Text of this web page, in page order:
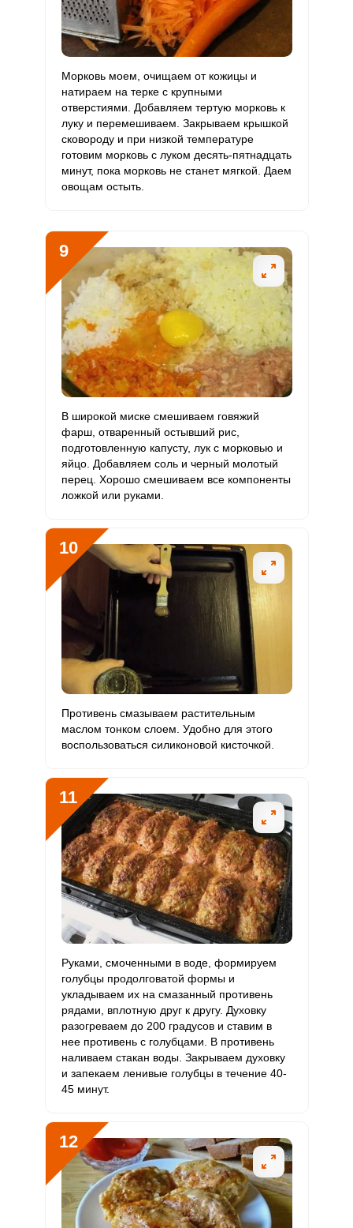
Морковь моем, очищаем от кожицы и
натираем на терке с крупными
отверстиями. Добавляем тертую морковь к
луку и перемешиваем. Закрываем крышкой
сковороду и при низкой температуре
готовим морковь с луком десять-пятнадцать
минут, пока морковь не станет мягкой. Даем
овощам остыть.
9
В широкой миске смешиваем говяжий
фарш, отваренный остывший рис,
подготовленную капусту, лук с морковью и
яйцо. Добавляем соль и черный молотый
перец. Хорошо смешиваем все компоненты
ложкой или руками.
10
Противень смазываем растительным
маслом тонком слоем. Удобно для этого
воспользоваться силиконовой кисточкой.
11
Руками, смоченными в воде, формируем
голубцы продолговатой формы и
укладываем их на смазанный противень
рядами, вплотную друг к другу. Духовку
разогреваем до 200 градусов и ставим в
нее противень с голубцами. В противень
наливаем стакан воды. Закрываем духовку
и запекаем ленивые голубцы в течение 40-
45 минут.
12